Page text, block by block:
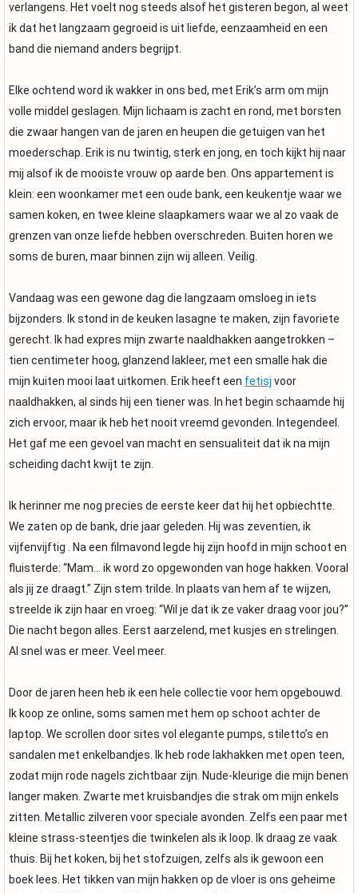
verlangens. Het voelt nog steeds alsof het gisteren begon, al weet
ik dat het langzaam gegroeid is uit liefde, eenzaamheid en een
band die niemand anders begrijpt.
Elke ochtend word ik wakker in ons bed, met Erik’s arm om mijn
volle middel geslagen. Mijn lichaam is zacht en rond, met borsten
die zwaar hangen van de jaren en heupen die getuigen van het
moederschap. Erik is nu twintig, sterk en jong, en toch kijkt hij naar
mij alsof ik de mooiste vrouw op aarde ben. Ons appartement is
klein: een woonkamer met een oude bank, een keukentje waar we
samen koken, en twee kleine slaapkamers waar we al zo vaak de
grenzen van onze liefde hebben overschreden. Buiten horen we
soms de buren, maar binnen zijn wij alleen. Veilig.
Vandaag was een gewone dag die langzaam omsloeg in iets
bijzonders. Ik stond in de keuken lasagne te maken, zijn favoriete
gerecht. Ik had expres mijn zwarte naaldhakken aangetrokken –
tien centimeter hoog, glanzend lakleer, met een smalle hak die
mijn kuiten mooi laat uitkomen. Erik heeft een fetisj voor
naaldhakken, al sinds hij een tiener was. In het begin schaamde hij
zich ervoor, maar ik heb het nooit vreemd gevonden. Integendeel.
Het gaf me een gevoel van macht en sensualiteit dat ik na mijn
scheiding dacht kwijt te zijn.
Ik herinner me nog precies de eerste keer dat hij het opbiechtte.
We zaten op de bank, drie jaar geleden. Hij was zeventien, ik
vijfenvijftig . Na een filmavond legde hij zijn hoofd in mijn schoot en
fluisterde: “Mam… ik word zo opgewonden van hoge hakken. Vooral
als jij ze draagt.” Zijn stem trilde. In plaats van hem af te wijzen,
streelde ik zijn haar en vroeg: “Wil je dat ik ze vaker draag voor jou?”
Die nacht begon alles. Eerst aarzelend, met kusjes en strelingen.
Al snel was er meer. Veel meer.
Door de jaren heen heb ik een hele collectie voor hem opgebouwd.
Ik koop ze online, soms samen met hem op schoot achter de
laptop. We scrollen door sites vol elegante pumps, stiletto’s en
sandalen met enkelbandjes. Ik heb rode lakhakken met open teen,
zodat mijn rode nagels zichtbaar zijn. Nude-kleurige die mijn benen
langer maken. Zwarte met kruisbandjes die strak om mijn enkels
zitten. Metallic zilveren voor speciale avonden. Zelfs een paar met
kleine strass-steentjes die twinkelen als ik loop. Ik draag ze vaak
thuis. Bij het koken, bij het stofzuigen, zelfs als ik gewoon een
boek lees. Het tikken van mijn hakken op de vloer is ons geheime